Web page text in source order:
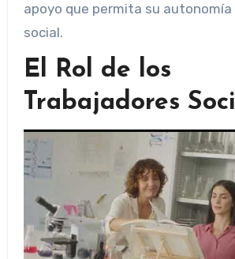
apoyo que permita su autonomía
social.
El Rol de los
Trabajadores